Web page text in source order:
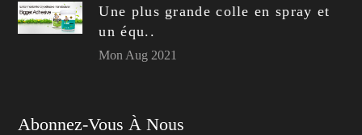
Une plus grande colle en spray et
un équ..
Mon Aug 2021
Abonnez-Vous À Nous